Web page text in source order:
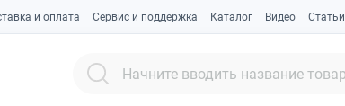
и оплата Сервис и поддержка Каталог Видео Статьи